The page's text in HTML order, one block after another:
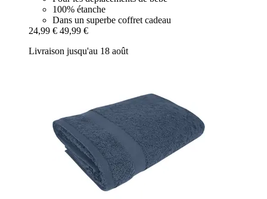
100% étanche
Dans un superbe coffret cadeau
24,99 € 49,99 €
Livraison jusqu'au 18 août